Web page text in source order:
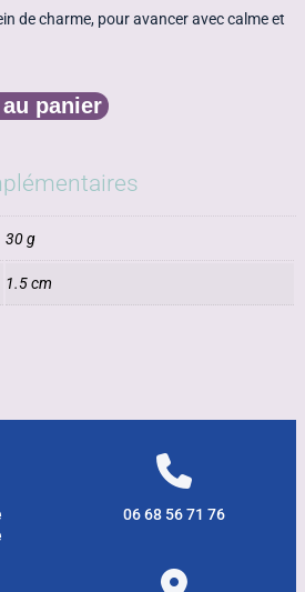
de charme, pour avancer avec calme et
panier
30 g
1.5 cm
06 68 56 71 76